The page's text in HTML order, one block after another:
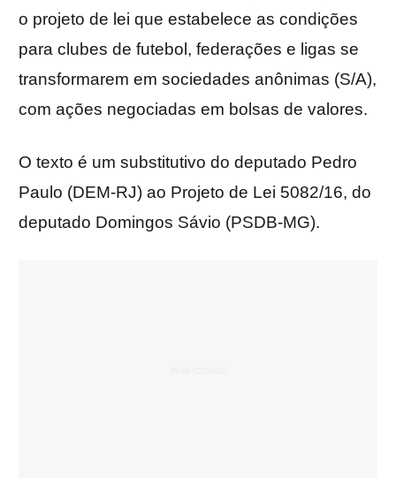
o projeto de lei que estabelece as condições
para clubes de futebol, federações e ligas se
transformarem em sociedades anônimas (S/A),
com ações negociadas em bolsas de valores.
O texto é um substitutivo do deputado Pedro
Paulo (DEM-RJ) ao Projeto de Lei 5082/16, do
deputado Domingos Sávio (PSDB-MG).